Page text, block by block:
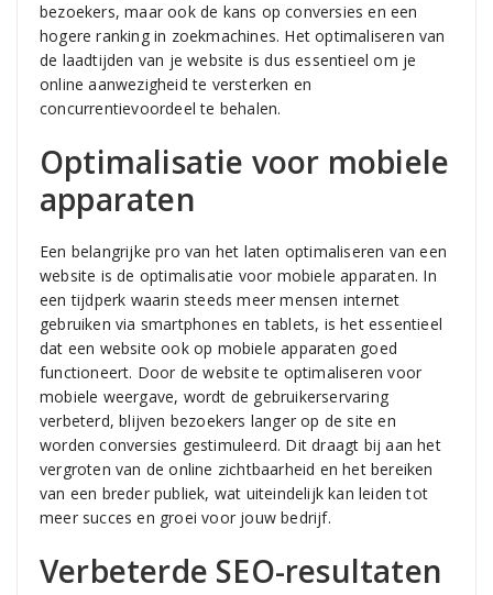
bezoekers, maar ook de kans op conversies en een
hogere ranking in zoekmachines. Het optimaliseren van
de laadtijden van je website is dus essentieel om je
online aanwezigheid te versterken en
concurrentievoordeel te behalen.
Optimalisatie voor mobiele
apparaten
Een belangrijke pro van het laten optimaliseren van een
website is de optimalisatie voor mobiele apparaten. In
een tijdperk waarin steeds meer mensen internet
gebruiken via smartphones en tablets, is het essentieel
dat een website ook op mobiele apparaten goed
functioneert. Door de website te optimaliseren voor
mobiele weergave, wordt de gebruikerservaring
verbeterd, blijven bezoekers langer op de site en
worden conversies gestimuleerd. Dit draagt bij aan het
vergroten van de online zichtbaarheid en het bereiken
van een breder publiek, wat uiteindelijk kan leiden tot
meer succes en groei voor jouw bedrijf.
Verbeterde SEO-resultaten